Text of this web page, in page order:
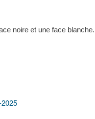
noire et une face